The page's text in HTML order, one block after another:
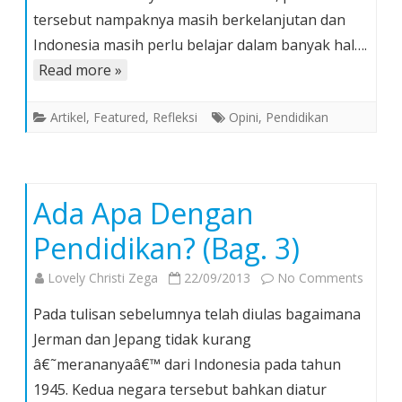
tersebut nampaknya masih berkelanjutan dan
Indonesia masih perlu belajar dalam banyak hal….
Read more »
Artikel, Featured, Refleksi Opini, Pendidikan
Ada Apa Dengan
Pendidikan? (Bag. 3)
Lovely Christi Zega 22/09/2013 No Comments
Pada tulisan sebelumnya telah diulas bagaimana
Jerman dan Jepang tidak kurang
â€˜merananyaâ€™ dari Indonesia pada tahun
1945. Kedua negara tersebut bahkan diatur